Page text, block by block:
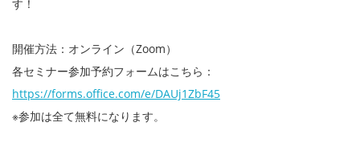
す！
開催方法：オンライン（Zoom）
各セミナー参加予約フォームはこちら：
https://forms.office.com/e/DAUj1ZbF45
※参加は全て無料になります。